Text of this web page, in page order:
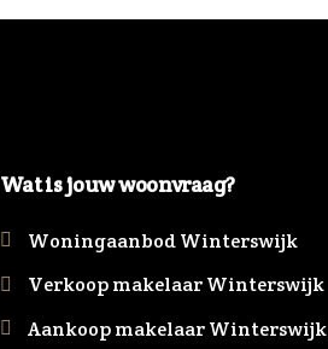
Wat is jouw woonvraag?
Woningaanbod Winterswijk
Verkoop makelaar Winterswijk
Aankoop makelaar Winterswijk